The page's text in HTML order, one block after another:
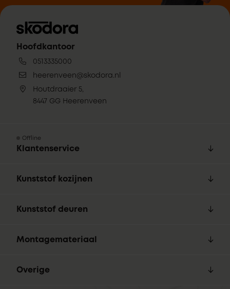
Hoofdkantoor
0513335000
heerenveen@skodora.nl
Houtdraaier 5,
8447 GG Heerenveen
Offline
Klantenservice
Kunststof kozijnen
Kunststof deuren
Montagemateriaal
Overige